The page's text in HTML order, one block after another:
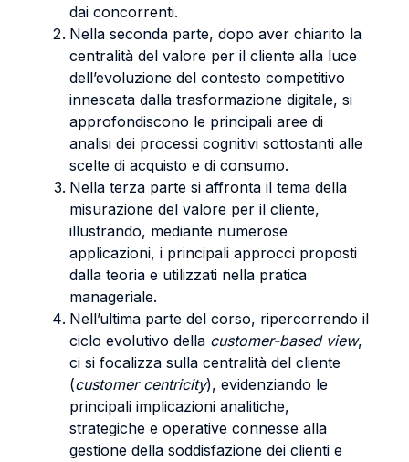
dai concorrenti.
Nella seconda parte, dopo aver chiarito la
centralità del valore per il cliente alla luce
dell’evoluzione del contesto competitivo
innescata dalla trasformazione digitale, si
approfondiscono le principali aree di
analisi dei processi cognitivi sottostanti alle
scelte di acquisto e di consumo.
Nella terza parte si affronta il tema della
misurazione del valore per il cliente,
illustrando, mediante numerose
applicazioni, i principali approcci proposti
dalla teoria e utilizzati nella pratica
manageriale.
Nell’ultima parte del corso, ripercorrendo il
ciclo evolutivo della customer-based view,
ci si focalizza sulla centralità del cliente
(customer centricity), evidenziando le
principali implicazioni analitiche,
strategiche e operative connesse alla
gestione della soddisfazione dei clienti e